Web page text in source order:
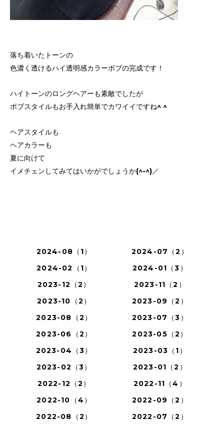
落ち着いたトーンの
色濃く透けるハイ透明感カラーボブの完成です！
ハイトーンのロングヘアーも素敵でしたが
ボブスタイルもお手入れ簡単でカワイイですね^ ^
ヘアスタイルも
ヘアカラーも
夏に向けて
イメチェンしてみてはいかがでしょうか(^-^)／
2024-08（1）
2024-07（2）
2024-02（1）
2024-01（3）
2023-12（2）
2023-11（2）
2023-10（2）
2023-09（2）
2023-08（2）
2023-07（3）
2023-06（2）
2023-05（2）
2023-04（3）
2023-03（1）
2023-02（3）
2023-01（2）
2022-12（2）
2022-11（4）
2022-10（4）
2022-09（2）
2022-08（2）
2022-07（2）